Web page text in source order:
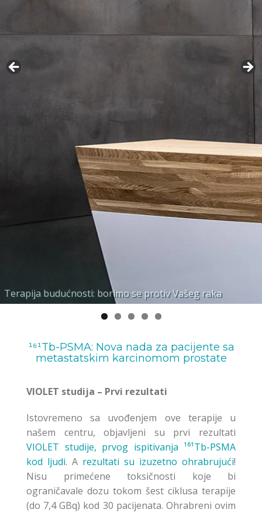
Terapija budućnosti: borimo se protiv Vašeg raka
Molekularna interna radionuklidna terapija
Prilagođeno i personalizirano planiranje terapije
Vrlo specifični biomarkerski ligandi za Vaše potrebe
Individualna podrška međunarodno priznatih stručnjaka
¹⁶¹Tb-PSMA: Nova nada za pacijente sa
metastatskim karcinomom prostate
VIOLET studija – Prvi rezultati
Istovremeno sa uvođenjem ove terapije u
našem centru, objavljeni su prvi rezultati
VIOLET studije, prvog ispitivanja ¹⁶¹Tb-PSMA
kod ljudi. A rezultati su izuzetno ohrabrujući!
Nisu primećene toksičnosti koje bi
ograničavale dozu tokom šest ciklusa terapije
(do 7,4 GBq) kod 30 pacijenata. Ohrabreni ovim